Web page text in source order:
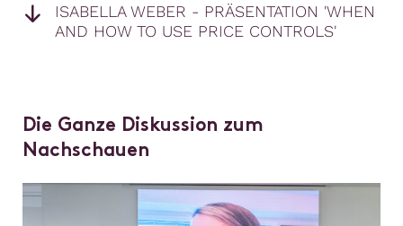
ISABELLA WEBER - PRÄSENTATION 'WHEN
AND HOW TO USE PRICE CONTROLS'
Die Ganze Diskussion zum
Nachschauen